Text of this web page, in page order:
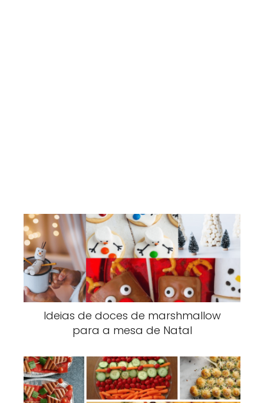
Ideias de doces de marshmallow
para a mesa de Natal